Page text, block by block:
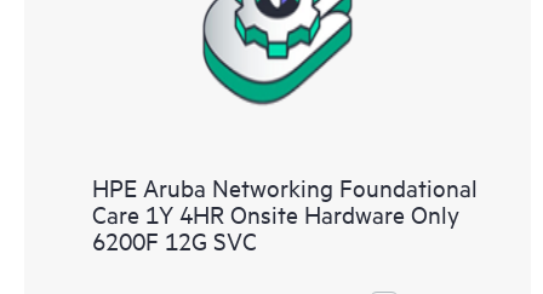
HPE Aruba Networking Foundational
Care 1Y 4HR Onsite Hardware Only
6200F 12G SVC